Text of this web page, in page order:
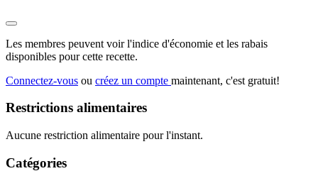
Les membres peuvent voir l'indice d'économie et les rabais
disponibles pour cette recette.
Connectez-vous ou créez un compte maintenant, c'est gratuit!
Restrictions alimentaires
Aucune restriction alimentaire pour l'instant.
Catégories